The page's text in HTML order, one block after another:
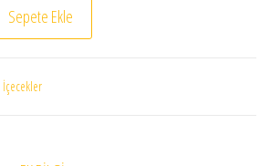
Sepete Ekle
İçecekler